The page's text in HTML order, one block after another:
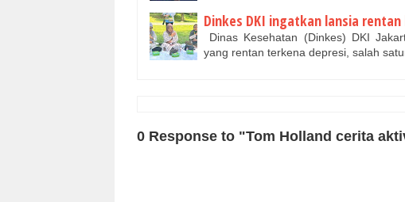
Dinkes DKI ingatkan lansia
Dinas Kesehatan (Dinkes) DKI
yang rentan terkena depresi, salah
0 Response to "Tom Holland cerita